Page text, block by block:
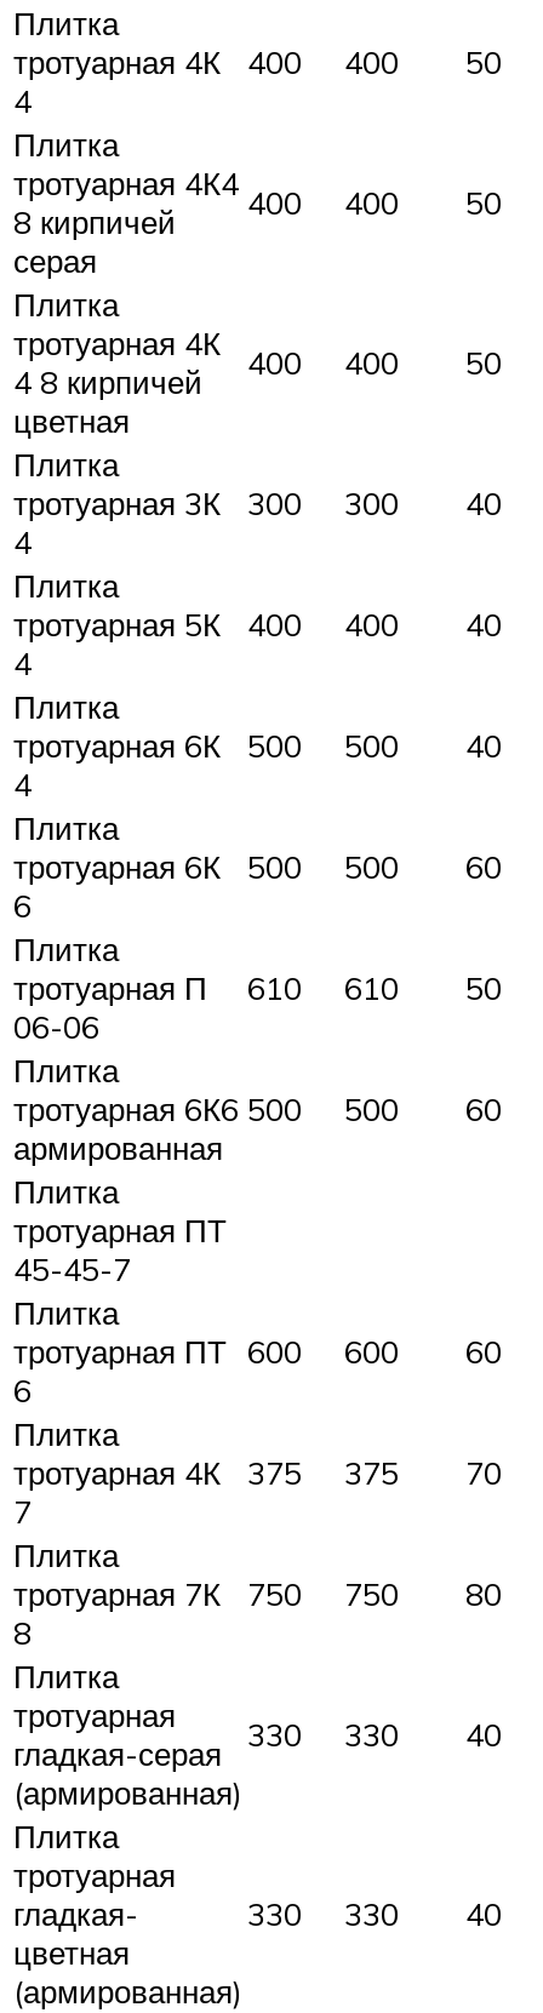
Плитка
тротуарная 4К
4
400 400 50
Плитка
тротуарная 4К4
8 кирпичей
серая
400 400 50
Плитка
тротуарная 4К
4 8 кирпичей
цветная
400 400 50
Плитка
тротуарная 3К
4
300 300 40
Плитка
тротуарная 5К
4
400 400 40
Плитка
тротуарная 6К
4
500 500 40
Плитка
тротуарная 6К
6
500 500 60
Плитка
тротуарная П
06-06
610 610 50
Плитка
тротуарная 6К6
армированная
500 500 60
Плитка
тротуарная ПТ
45-45-7
Плитка
тротуарная ПТ
6
600 600 60
Плитка
тротуарная 4К
7
375 375 70
Плитка
тротуарная 7К
8
750 750 80
Плитка
тротуарная
гладкая-серая
(армированная)
330 330 40
Плитка
тротуарная
гладкая-
цветная
(армированная)
330 330 40